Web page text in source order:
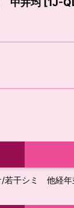
/若干シミ 他経年